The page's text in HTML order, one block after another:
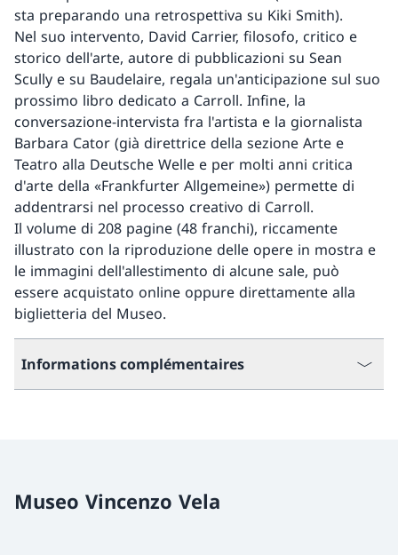
sta preparando una retrospettiva su Kiki Smith).
Nel suo intervento, David Carrier, filosofo, critico e
storico dell'arte, autore di pubblicazioni su Sean
Scully e su Baudelaire, regala un'anticipazione sul suo
prossimo libro dedicato a Carroll. Infine, la
conversazione-intervista fra l'artista e la giornalista
Barbara Cator (già direttrice della sezione Arte e
Teatro alla Deutsche Welle e per molti anni critica
d'arte della «Frankfurter Allgemeine») permette di
addentrarsi nel processo creativo di Carroll.
Il volume di 208 pagine (48 franchi), riccamente
illustrato con la riproduzione delle opere in mostra e
le immagini dell'allestimento di alcune sale, può
essere acquistato online oppure direttamente alla
biglietteria del Museo.
Informations complémentaires
Museo Vincenzo Vela